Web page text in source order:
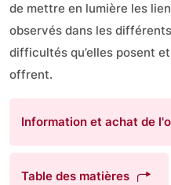
de mettre en lumière les
observés dans les
difficultés qu’elles posent
offrent.
Information et achat de
Table des matières